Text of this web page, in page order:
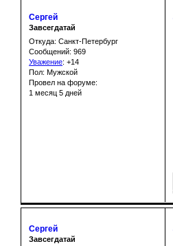
Сергей
Завсегдатай
Откуда: Санкт-Петербург
Сообщений: 969
Уважение: +14
Пол: Мужской
Провел на форуме:
1 месяц 5 дней
Сергей
Завсегдатай